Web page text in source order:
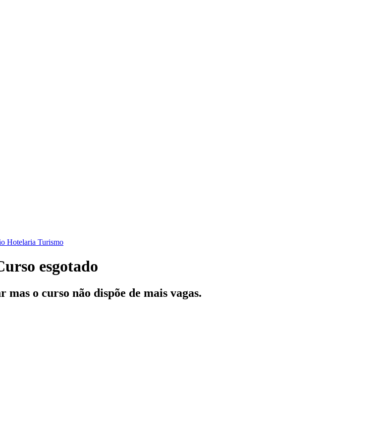
Hotelaria Turismo
esgotado
o curso não dispõe de mais vagas.